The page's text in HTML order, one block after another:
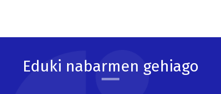
Eduki nabarmen gehiago